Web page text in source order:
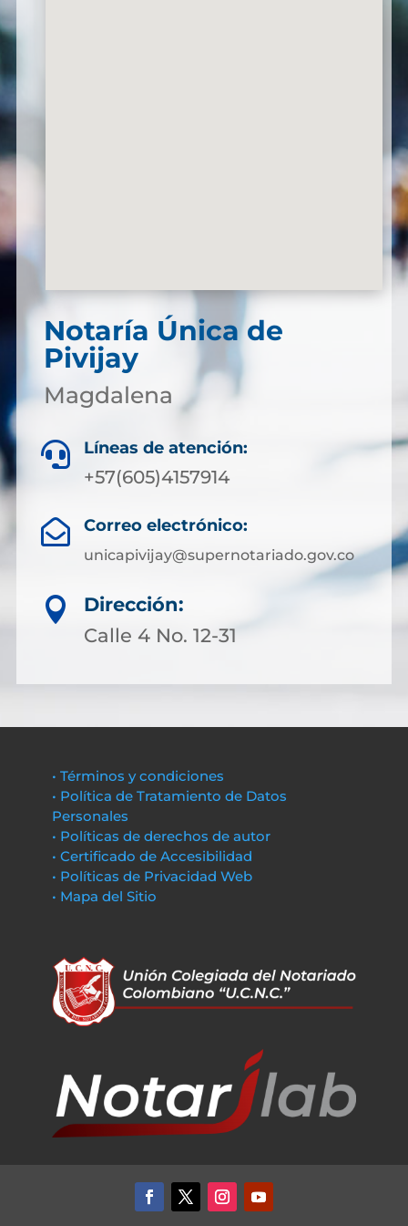
Notaría Única de
Pivijay
Magdalena
 Líneas de atención:
+57(605)4157914
 Correo electrónico:
unicapivijay@supernotariado.gov.co

Dirección:
Calle 4 No. 12-31
• Términos y condiciones
• Política de Tratamiento de Datos
Personales
• Políticas de derechos de autor
• Certificado de Accesibilidad
• Políticas de Privacidad Web
• Mapa del Sitio